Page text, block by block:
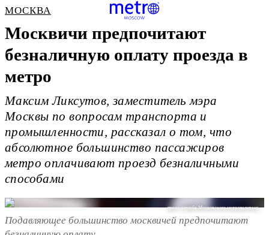
МОСКВА
Москвичи предпочитают
безналичную оплату проезда в
метро
Максим Ликсутов, заместитель мэра
Москвы по вопросам транспорта и
промышленности, рассказал о том, что
абсолютное большинство пассажиров
метро оплачивают проезд безналичными
способами
пресс-служба Московского метрополитена
Подавляющее большинство москвичей предпочитают